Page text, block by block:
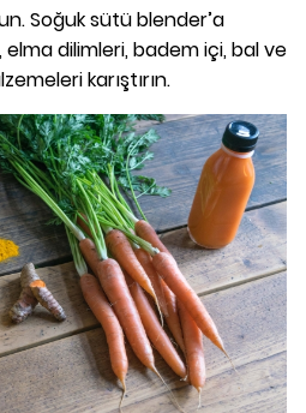
Soğuk sütü blender’a
dilimleri, badem içi, bal ve
karıştırın.